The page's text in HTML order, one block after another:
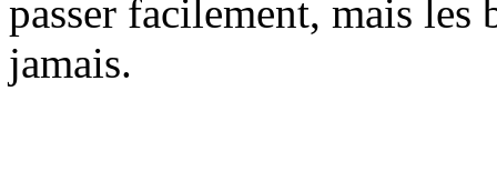
passer facilement, mais les
jamais.